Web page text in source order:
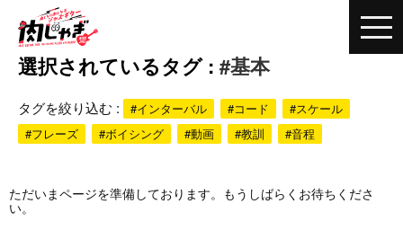
選択されているタグ : #基本
タグを絞り込む : #インターバル #コード
#スケール
#フレーズ
#ボイシング #動画 #教訓 #音程
ただいまページを準備しております。もうしばらくお待ちくださ
い。